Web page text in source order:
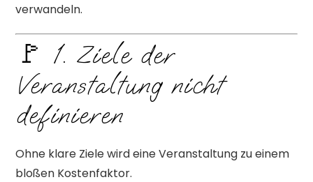
verwandeln.
🚩 1. Ziele der
Veranstaltung nicht
definieren
Ohne klare Ziele wird eine Veranstaltung zu einem
bloßen Kostenfaktor.